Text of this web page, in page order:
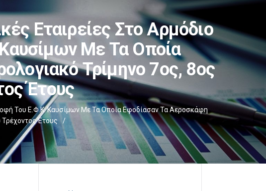
Εταιρείες Στο Αρμόδιο
Με Τα Οποία
Τρίμηνο 7ος, 8ος
Έτους
Του Ε.Φ.Κ. Καυσίμων Με Τα Οποία Εφοδίασαν Τα Αεροσκάφη
Έτους
/